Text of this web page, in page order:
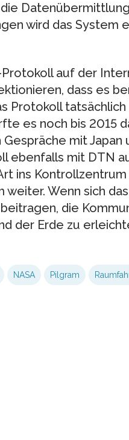
wird das System
Protokoll auf der
dass es
Protokoll tatsächlich
es noch bis 2015
mit Japan
ebenfalls mit DTN
ins Kontrollzentrum
weiter. Wenn sich
die
der Erde zu
NASA Pilgram